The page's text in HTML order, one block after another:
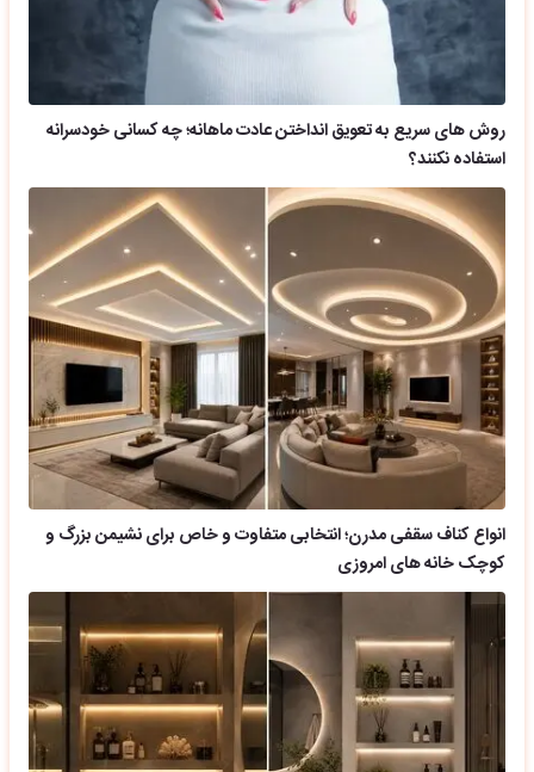
روش های سریع به تعویق انداختن عادت ماهانه؛ چه کسانی خودسرانه
استفاده نکنند؟
انواع کناف سقفی مدرن؛ انتخابی متفاوت و خاص برای نشیمن بزرگ و
کوچک خانه های امروزی